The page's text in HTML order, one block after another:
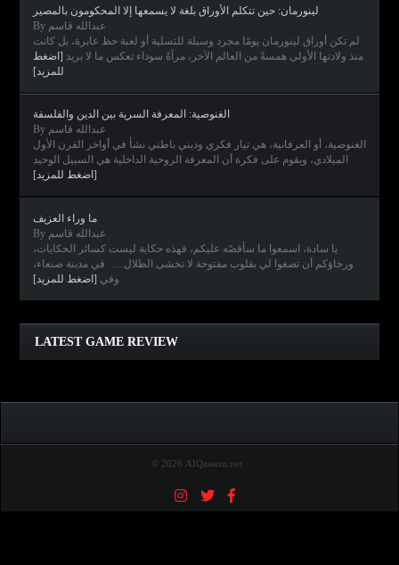
لينورمان: حين تتكلم الأوراق بلغة لا يسمعها إلا المحكومون بالمصير
By عبدالله قاسم
لم تكن أوراق لينورمان يومًا مجرد وسيلة للتسلية أو لعبة حظ عابرة، بل كانت
منذ ولادتها الأولى همسةً من العالم الآخر، مرآةً سوداء تعكس ما لا يريد [اضغط
للمزيد]
الغنوصية: المعرفة السرية بين الدين والفلسفة
By عبدالله قاسم
الغنوصية، أو العرفانية، هي تيار فكري وديني باطني نشأ في أواخر القرن الأول
الميلادي، ويقوم على فكرة أن المعرفة الروحية الداخلية هي السبيل الوحيد
[اضغط للمزيد]
ما وراء العزيف
By عبدالله قاسم
يا سادة، اسمعوا ما سأقصّه عليكم، فهذه حكاية ليست كسائر الحكايات،
ورجاؤكم أن تصغوا لي بقلوب مفتوحة لا تخشى الظلال… في مدينة صنعاء،
وفي [اضغط للمزيد]
LATEST GAME REVIEW
Clair Obscur: Expedition 33
Diablo IV
Elden Ring
Horizon Forbidden West
© 2026 AIQassem.net